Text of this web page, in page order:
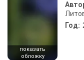
показать
обложку
Год: